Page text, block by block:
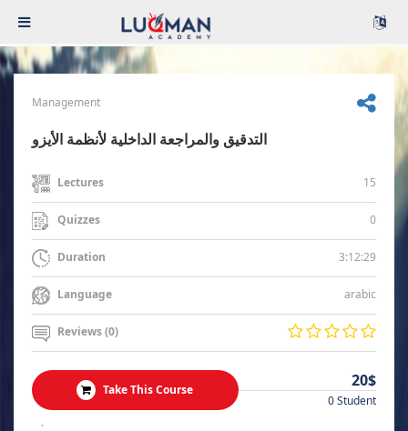
Management
التدقيق والمراجعة الداخلية لأنظمة الأيزو
Lectures 15
Quizzes 0
Duration 3:12:29
Language arabic
Reviews (0)
Take This Course 20$
0 Student
.